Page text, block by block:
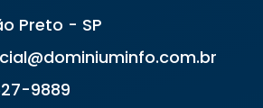
Preto - SP
9889